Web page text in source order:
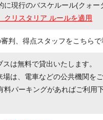
に現行のバスケルール(クォ
クリスタリア ルールを適用
判、得点スタッフをこちらで
スは無料で貸出いたします。
場は、電車などの公共機関を
料パーキングがあればご利用